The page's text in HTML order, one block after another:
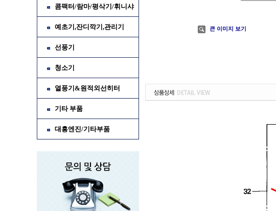
콤팩터/람마/평삭기/휘니샤
예초기,잔디깍기,관리기
선풍기
청소기
열풍기&원적외선히터
기타 부품
대흥엔진/기타부품
큰 이미지 보기